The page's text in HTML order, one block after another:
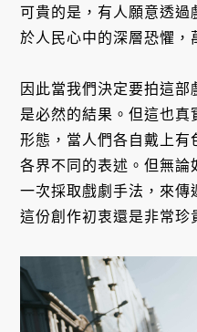
可貴的是，有人願意透過
於人民心中的深層恐懼，
因此當我們決定要拍這
是必然的結果。但這也
形態，當人們各自戴上有
各界不同的表述。但無論
一次採取戲劇手法，來傳
這份創作初衷還是非常珍